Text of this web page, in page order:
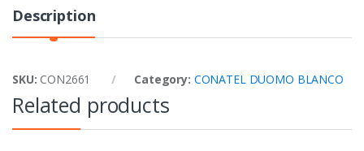
Description
SKU: CON2661 Category: CONATEL DUOMO BLANCO
Related products